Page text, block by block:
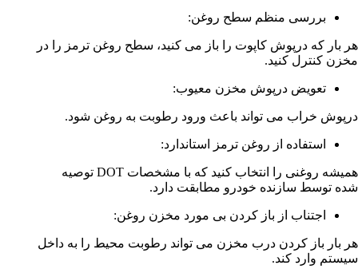
بررسی منظم سطح روغن:
هر بار که درپوش کاپوت را باز می کنید، سطح روغن ترمز را در
مخزن کنترل کنید.
تعویض درپوش مخزن معیوب:
درپوش خراب می تواند باعث ورود رطوبت به روغن شود.
استفاده از روغن ترمز استاندارد:
همیشه روغنی را انتخاب کنید که با مشخصات DOT توصیه
شده توسط سازنده خودرو مطابقت دارد.
اجتناب از باز کردن بی مورد مخزن روغن:
هر بار باز کردن درب مخزن می تواند رطوبت محیط را به داخل
سیستم وارد کند.